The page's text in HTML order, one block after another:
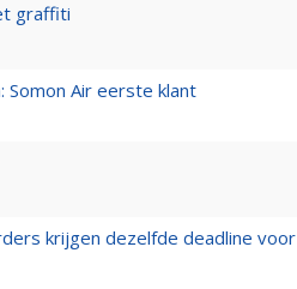
graffiti
Somon Air eerste klant
krijgen dezelfde deadline voor